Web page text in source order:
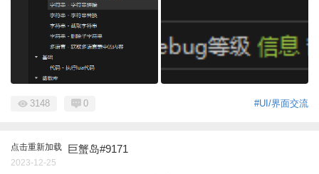
#UI/界面交流
3148 0
点击重新加载 巨蟹岛#9171
2023-12-25